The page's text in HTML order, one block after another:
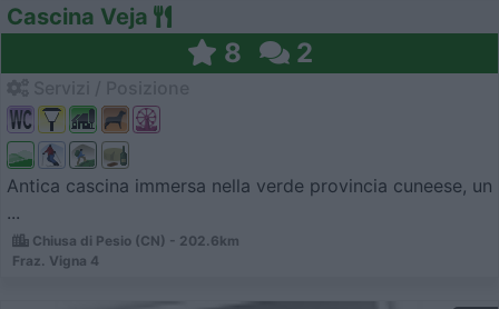
Cascina Veja
8 2
Antica cascina immersa nella verde provincia cuneese, un
...
Chiusa di Pesio (CN) - 202.6km
Fraz. Vigna 4